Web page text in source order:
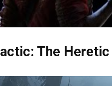
The